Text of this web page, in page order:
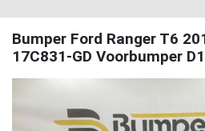
Bumper Ford Ranger T6
17C831-GD Voorbumper